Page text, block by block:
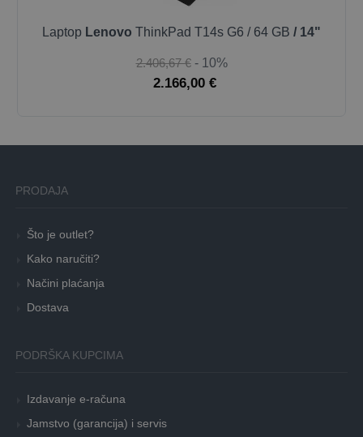
Laptop Lenovo ThinkPad T14s G6 / 64 GB / 14"
2.406,67 € - 10%
2.166,00 €
PRODAJA
Što je outlet?
Kako naručiti?
Načini plaćanja
Dostava
PODRŠKA KUPCIMA
Izdavanje e-računa
Jamstvo (garancija) i servis